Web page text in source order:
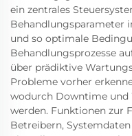
ein zentrales
Behandlungsparameter
und so optimale
Behandlungsprozesse
über prädiktive
Probleme vorher
wodurch Downtime und
werden. Funktionen zur
Betreibern,